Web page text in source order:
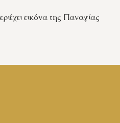
εικόνα της Παναγίας